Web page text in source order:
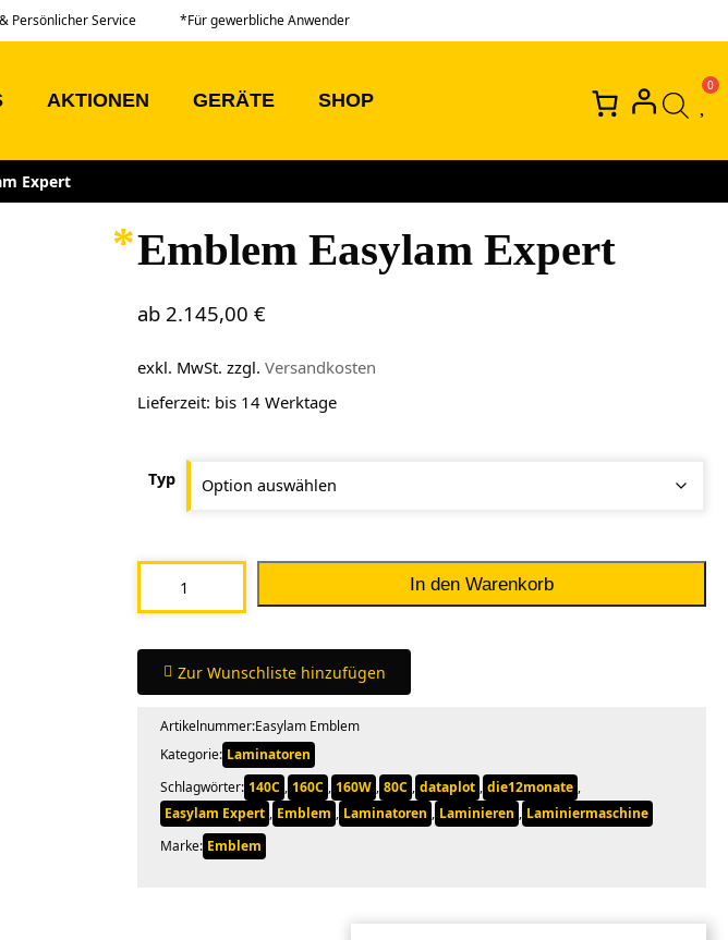
Persönlicher Service *Für gewerbliche Anwender
AKTIONEN GERÄTE SHOP
Expert
Emblem Easylam Expert
ab2.145,00€
exkl. MwSt. zzgl.Versandkosten
Lieferzeit: bis 14 Werktage
Typ
Easylam
Menge
In den Warenkorb
Zur Wunschliste hinzufügen
Artikelnummer:Easylam Emblem
Kategorie: Laminatoren
Schlagwörter: 140C , 160C , 160W , 80C , dataplot , die12monate ,
Easylam Expert , Emblem , Laminatoren , Laminieren , Laminiermaschine
Marke: Emblem